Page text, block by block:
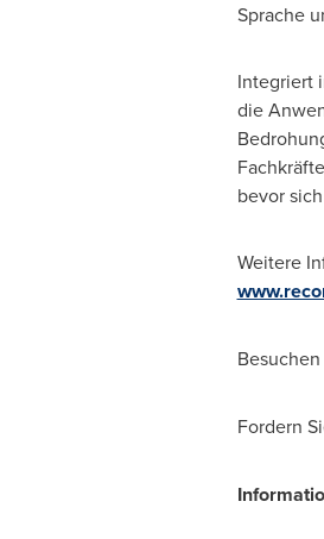
Sprache
Integriert
die
bevor
Weitere
Fordern